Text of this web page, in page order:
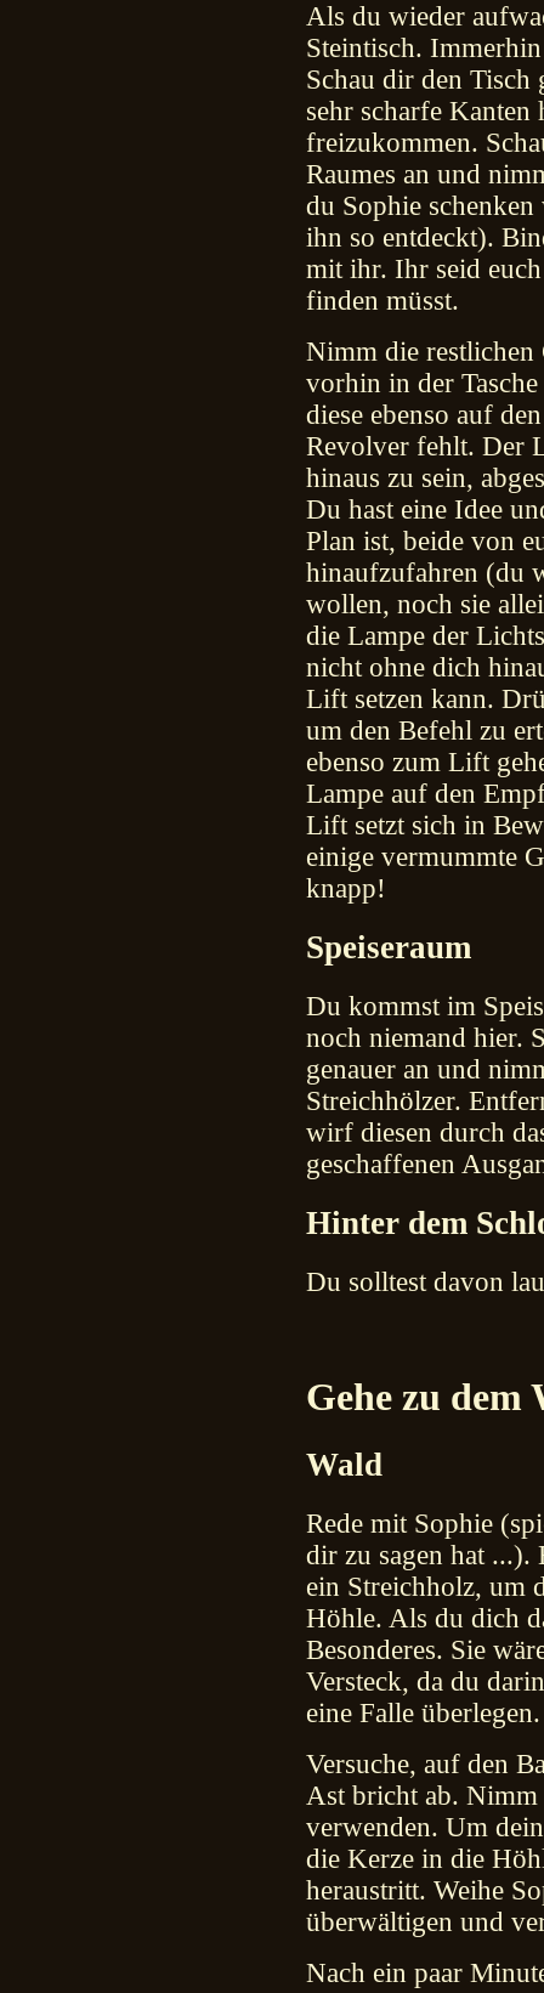
Als du wieder
Steintisch.
Schau dir den Tisch
sehr scharfe Kanten
freizukommen.
Raumes an und
du Sophie
ihn so entdeckt).
mit ihr. Ihr seid
finden müsst.
Nimm die restlichen
vorhin in der
diese ebenso auf
Revolver fehlt. Der
hinaus zu sein,
Du hast eine Idee
Plan ist, beide von
hinaufzufahren (du
wollen, noch sie
die Lampe der
nicht ohne dich
Lift setzen kann.
um den Befehl zu
ebenso zum Lift
Lampe auf den
Lift setzt sich in
einige vermummte
knapp!
Speiseraum
Du kommst im
noch niemand hier.
genauer an und
Streichhölzer.
wirf diesen durch
geschaffenen
Hinter dem
Du solltest davon
Gehe zu dem
Wald
Rede mit Sophie
dir zu sagen hat ...).
ein Streichholz, um
Höhle. Als du dich
Besonderes. Sie
Versteck, da du
eine Falle überlegen.
Versuche, auf den
Ast bricht ab.
verwenden. Um
die Kerze in die
heraustritt. Weihe
überwältigen und
Nach ein paar